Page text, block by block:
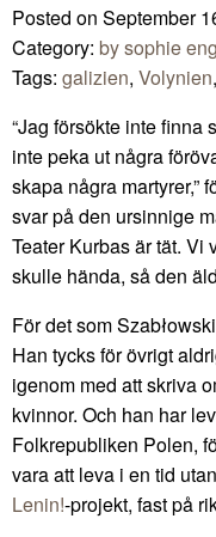
Posted on September
Category: by sophie
Tags: galizien, Volynien,
“Jag försökte inte finna
inte peka ut några
skapa några martyrer,”
svar på den ursinnige
Teater Kurbas är tät. Vi
skulle hända, så den
För det som
Han tycks för övrigt
igenom med att skriva
kvinnor. Och han har
Folkrepubliken Polen,
vara att leva i en tid
Lenin!-projekt, fast på